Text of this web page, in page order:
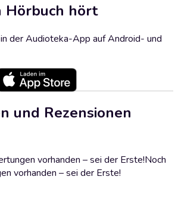
Hörbuch hört
der Audioteka-App auf Android- und
und Rezensionen
vorhanden – sei der Erste!Noch
vorhanden – sei der Erste!